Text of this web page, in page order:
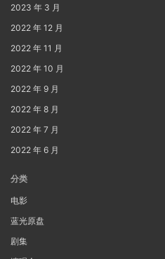
2023 年 3 月
2022 年 12 月
2022 年 11 月
2022 年 10 月
2022 年 9 月
2022 年 8 月
2022 年 7 月
2022 年 6 月
分类
电影
蓝光原盘
剧集